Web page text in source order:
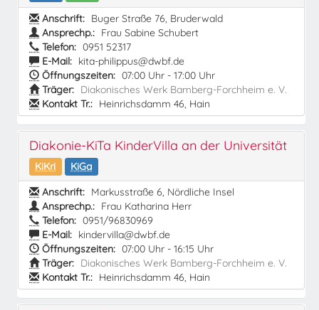
Anschrift: Buger Straße 76, Bruderwald
Ansprechp.: Frau Sabine Schubert
Telefon: 0951 52317
E-Mail: kita-philippus@dwbf.de
Öffnungszeiten: 07:00 Uhr - 17:00 Uhr
Träger: Diakonisches Werk Bamberg-Forchheim e. V.
Kontakt Tr.: Heinrichsdamm 46, Hain
Diakonie-KiTa KinderVilla an der Universität
KiKri
KiGa
Anschrift: Markusstraße 6, Nördliche Insel
Ansprechp.: Frau Katharina Herr
Telefon: 0951/96830969
E-Mail: kindervilla@dwbf.de
Öffnungszeiten: 07:00 Uhr - 16:15 Uhr
Träger: Diakonisches Werk Bamberg-Forchheim e. V.
Kontakt Tr.: Heinrichsdamm 46, Hain